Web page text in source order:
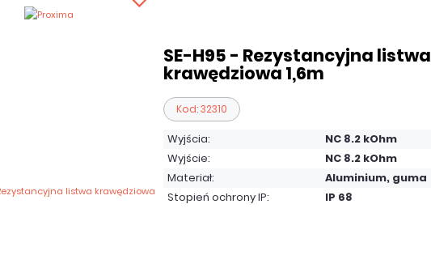
SE-H95 - Rezystancyjna listwa
krawędziowa 1,6m
Kod: 32310
Wyjścia:
NC 8.2 kOhm
Wyjście:
NC 8.2 kOhm
Materiał:
Aluminium, guma
Stopień ochrony IP:
IP 68